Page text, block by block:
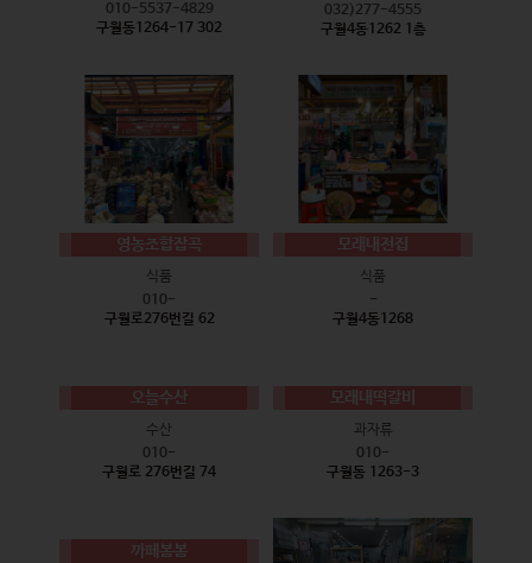
010-5537-4829
구월동1264-17 302
032)277-4555
구월4동1262 1층
영농조합잡곡
식품
010-
구월로276번길 62
모래내전집
식품
-
구월4동1268
오늘수산
수산
010-
구월로 276번길 74
모래내떡갈비
과자류
010-
구월동 1263-3
까페봄봄